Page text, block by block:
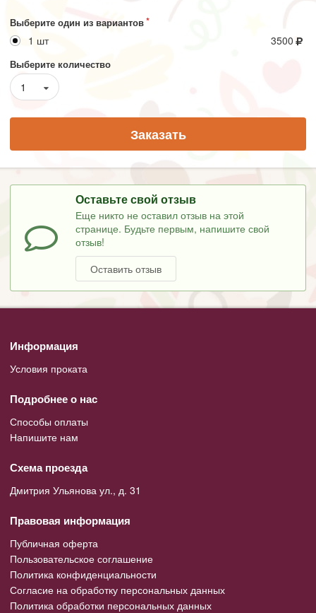
Выберите один из вариантов
1 шт 3500
Выберите количество
1
Заказать
Оставьте свой отзыв
Еще никто не оставил отзыв на этой
странице. Будьте первым, напишите свой
отзыв!
Оставить отзыв
Информация
Условия проката
Подробнее о нас
Способы оплаты
Напишите нам
Схема проезда
Дмитрия Ульянова ул., д. 31
Правовая информация
Публичная оферта
Пользовательское соглашение
Политика конфиденциальности
Согласие на обработку персональных данных
Политика обработки персональных данных